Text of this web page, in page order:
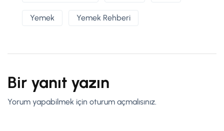
Yemek Yemek Rehberi
Bir yanıt yazın
Yorum yapabilmek için oturum açmalısınız.